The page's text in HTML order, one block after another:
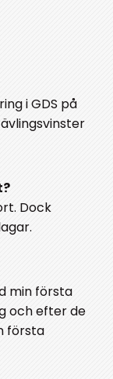
i GDS på
Dock
min första
och efter de
första